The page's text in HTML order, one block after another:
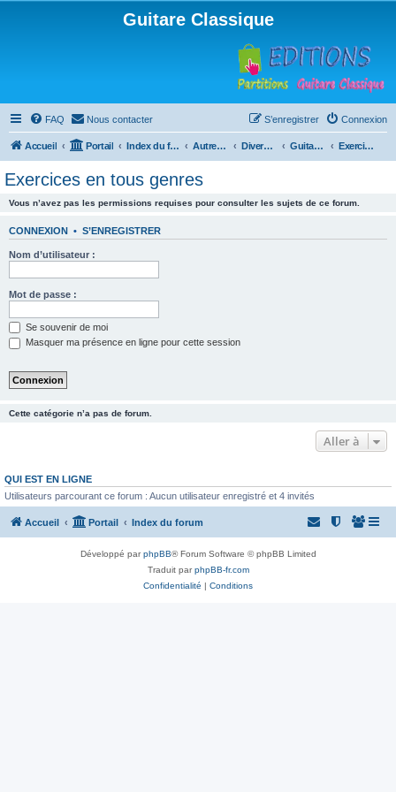
Guitare Classique
FAQ Nous contacter Connexion
S’enregistrer
Accueil Portail Index du forum Autres instruments à cordes pincées, ou styles Divers instruments Guitare acoustique ("folk") Exercices en tous genres
Exercices en tous genres
Vous n’avez pas les permissions requises pour consulter les sujets de ce forum.
CONNEXION • S’ENREGISTRER
Nom d’utilisateur :
Mot de passe :
Se souvenir de moi
Masquer ma présence en ligne pour cette session
Cette catégorie n’a pas de forum.
Aller à
QUI EST EN LIGNE
Utilisateurs parcourant ce forum : Aucun utilisateur enregistré et 4 invités
Accueil Portail Index du forum
Développé parphpBB® Forum Software © phpBB Limited
Traduit parphpBB-fr.com
Confidentialité | Conditions